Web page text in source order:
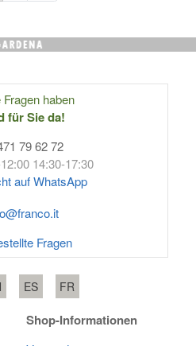
haben
für Sie da!
79 62 72
14:30-17:30
auf WhatsApp
Fragen
ES FR
Shop-Informationen